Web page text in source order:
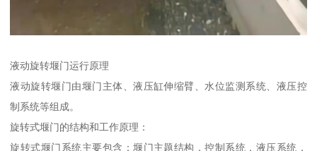
液动旋转堰门运行原理
液动旋转堰门由堰门主体、液压缸伸缩臂、水位监测系统、液压控
制系统等组成。
旋转式堰门的结构和工作原理：
旋转式堰门系统主要包含：堰门主题结构，控制系统，液压系统，